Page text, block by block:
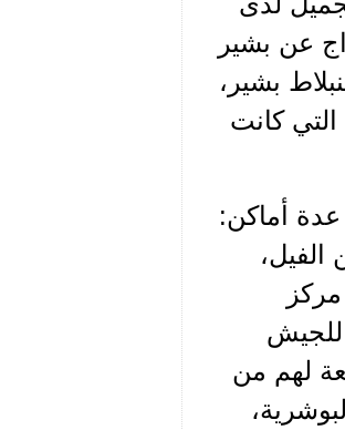
عن بشير
بشير،
التي كانت
عدة أماكن:
للجيش
لهم من